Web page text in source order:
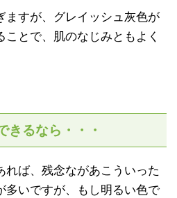
ますが、グレイッシュ灰色が
とで、肌のなじみともよく
きるなら・・・
れば、残念ながあこういった
多いですが、もし明るい色で